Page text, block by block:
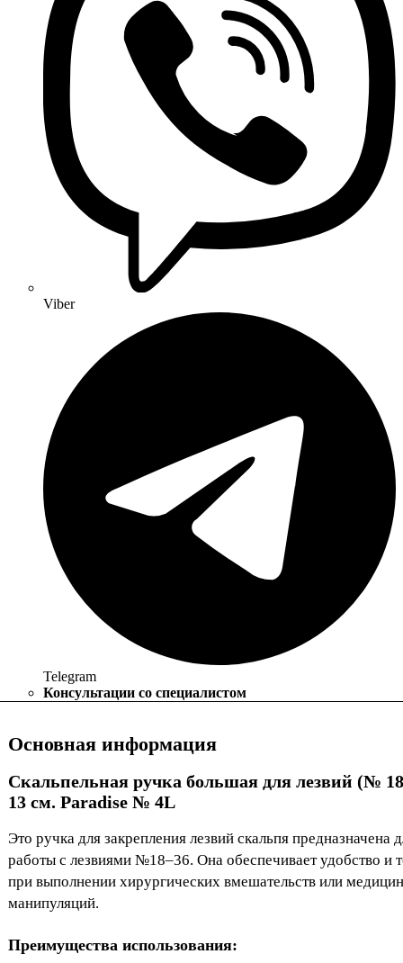
Viber
Telegram
Консультации со специалистом
Основная информация
Скальпельная ручка большая для лезвий (№
13 см. Paradise № 4L
Это ручка для закрепления лезвий скальпя предназначена
работы с лезвиями №18–36. Она обеспечивает удобство и
при выполнении хирургических вмешательств или
манипуляций.
Преимущества использования: